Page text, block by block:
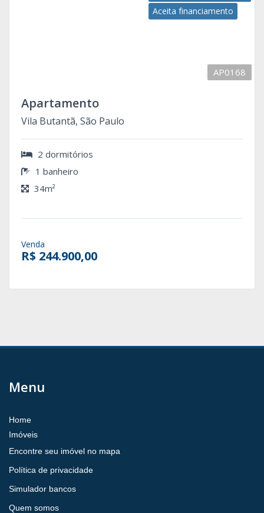
Aceita financiamento
AP0168
Apartamento
Vila Butantã, São Paulo
2 dormitórios
1 banheiro
34m²
Venda
R$ 244.900,00
Menu
Home
Imóveis
Encontre seu imóvel no mapa
Política de privacidade
Simulador bancos
Quem somos